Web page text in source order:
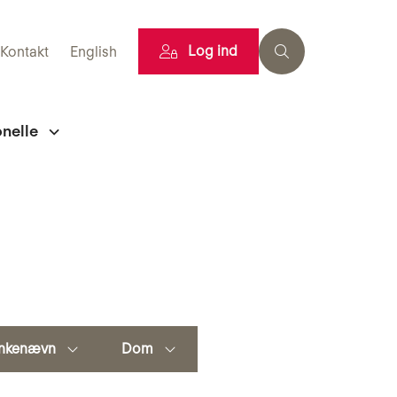
Kontakt English Log ind
Dom